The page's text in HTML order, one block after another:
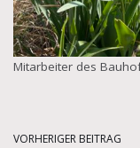
Mitarbeiter des
VORHERIGER BEITRAG